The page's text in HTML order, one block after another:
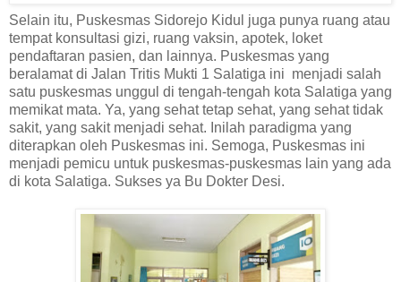
Selain itu, Puskesmas Sidorejo Kidul juga punya ruang atau
tempat konsultasi gizi, ruang vaksin, apotek, loket
pendaftaran pasien, dan lainnya. Puskesmas yang
beralamat di Jalan Tritis Mukti 1 Salatiga ini menjadi salah
satu puskesmas unggul di tengah-tengah kota Salatiga yang
memikat mata. Ya, yang sehat tetap sehat, yang sehat tidak
sakit, yang sakit menjadi sehat. Inilah paradigma yang
diterapkan oleh Puskesmas ini. Semoga, Puskesmas ini
menjadi pemicu untuk puskesmas-puskesmas lain yang ada
di kota Salatiga. Sukses ya Bu Dokter Desi.